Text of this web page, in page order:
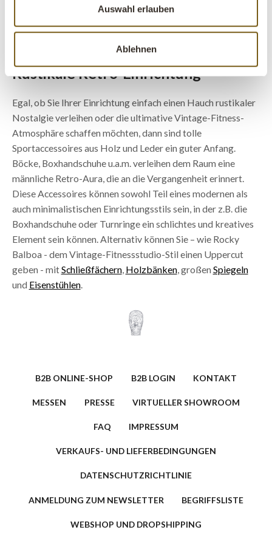
Auswahl erlauben
Ablehnen
Rustikale Retro-Einrichtung
Egal, ob Sie Ihrer Einrichtung einfach einen Hauch rustikaler
Nostalgie verleihen oder die ultimative Vintage-Fitness-
Atmosphäre schaffen möchten, dann sind tolle
Sportaccessoires aus Holz und Leder ein guter Anfang.
Böcke, Boxhandschuhe u.a.m. verleihen dem Raum eine
männliche Retro-Aura, die an die Vergangenheit erinnert.
Diese Accessoires können sowohl Teil eines modernen als
auch minimalistischen Einrichtungsstils sein, in der z.B. die
Boxhandschuhe oder Turnringe ein schlichtes und kreatives
Element sein können. Alternativ können Sie – wie Rocky
Balboa - dem Vintage-Fitnessstudio-Stil einen Uppercut
geben - mitSchließfächern, Holzbänken, großen Spiegeln
und Eisenstühlen.
B2B ONLINE-SHOP B2B LOGIN KONTAKT
MESSEN PRESSE VIRTUELLER SHOWROOM
FAQ IMPRESSUM
VERKAUFS- UND LIEFERBEDINGUNGEN
DATENSCHUTZRICHTLINIE
ANMELDUNG ZUM NEWSLETTER BEGRIFFSLISTE
WEBSHOP UND DROPSHIPPING